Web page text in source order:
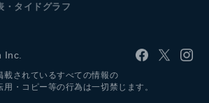
・タイドグラフ
されているすべての情報の
用・コピー等の行為は一切禁じます。